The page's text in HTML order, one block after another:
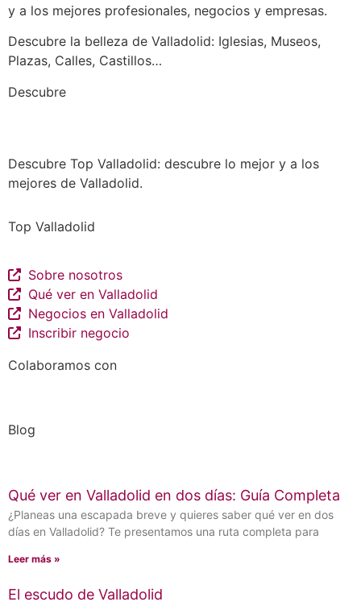
y a los mejores profesionales, negocios y empresas.
Descubre la belleza de Valladolid: Iglesias, Museos,
Plazas, Calles, Castillos…
Descubre
Descubre Top Valladolid: descubre lo mejor y a los
mejores de Valladolid.
Top Valladolid
Sobre nosotros
Qué ver en Valladolid
Negocios en Valladolid
Inscribir negocio
Colaboramos con
Blog
Qué ver en Valladolid en dos días: Guía Completa
¿Planeas una escapada breve y quieres saber qué ver en dos
días en Valladolid? Te presentamos una ruta completa para
Leer más »
El escudo de Valladolid